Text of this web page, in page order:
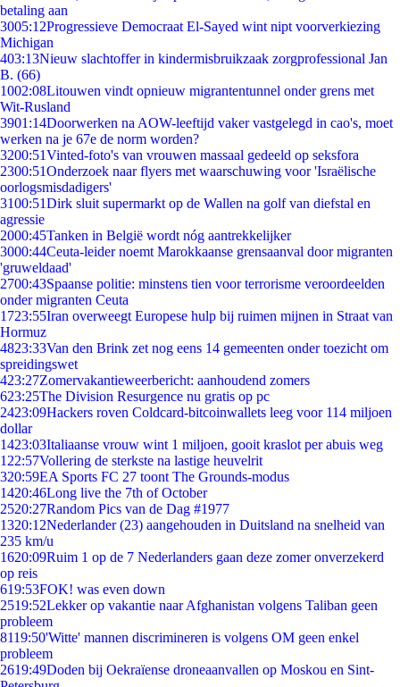
betaling aan
3005:12Progressieve Democraat El-Sayed wint nipt voorverkiezing
Michigan
403:13Nieuw slachtoffer in kindermisbruikzaak zorgprofessional Jan
B. (66)
1002:08Litouwen vindt opnieuw migrantentunnel onder grens met
Wit-Rusland
3901:14Doorwerken na AOW-leeftijd vaker vastgelegd in cao's, moet
werken na je 67e de norm worden?
3200:51Vinted-foto's van vrouwen massaal gedeeld op seksfora
2300:51Onderzoek naar flyers met waarschuwing voor 'Israëlische
oorlogsmisdadigers'
3100:51Dirk sluit supermarkt op de Wallen na golf van diefstal en
agressie
2000:45Tanken in België wordt nóg aantrekkelijker
3000:44Ceuta-leider noemt Marokkaanse grensaanval door migranten
'gruweldaad'
2700:43Spaanse politie: minstens tien voor terrorisme veroordeelden
onder migranten Ceuta
1723:55Iran overweegt Europese hulp bij ruimen mijnen in Straat van
Hormuz
4823:33Van den Brink zet nog eens 14 gemeenten onder toezicht om
spreidingswet
423:27Zomervakantieweerbericht: aanhoudend zomers
623:25The Division Resurgence nu gratis op pc
2423:09Hackers roven Coldcard-bitcoinwallets leeg voor 114 miljoen
dollar
1423:03Italiaanse vrouw wint 1 miljoen, gooit kraslot per abuis weg
1 22:57Vollering de sterkste na lastige heuvelrit
320:59EA Sports FC 27 toont The Grounds-modus
1420:46Long live the 7th of October
2520:27Random Pics van de Dag #1977
1320:12Nederlander (23) aangehouden in Duitsland na snelheid van
235 km/u
1620:09Ruim 1 op de 7 Nederlanders gaan deze zomer onverzekerd
op reis
619:53FOK! was even down
2519:52Lekker op vakantie naar Afghanistan volgens Taliban geen
probleem
8119:50'Witte' mannen discrimineren is volgens OM geen enkel
probleem
2619:49Doden bij Oekraïense droneaanvallen op Moskou en Sint-